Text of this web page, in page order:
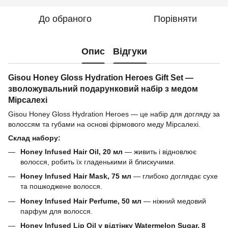
До обраного Порівняти
Опис Відгуки
Gisou Honey Gloss Hydration Heroes Gift Set —
зволожувальний подарунковий набір з медом
Мірсалехі
Gisou Honey Gloss Hydration Heroes — це набір для догляду за
волоссям та губами на основі фірмового меду Мірсалехі.
Склад набору:
Honey Infused Hair Oil, 20 мл — живить і відновлює
волосся, робить їх гладенькими й блискучими.
Honey Infused Hair Mask, 75 мл — глибоко доглядає сухе
та пошкоджене волосся.
Honey Infused Hair Perfume, 50 мл — ніжний медовий
парфум для волосся.
Honey Infused Lip Oil у відтінку Watermelon Sugar, 8